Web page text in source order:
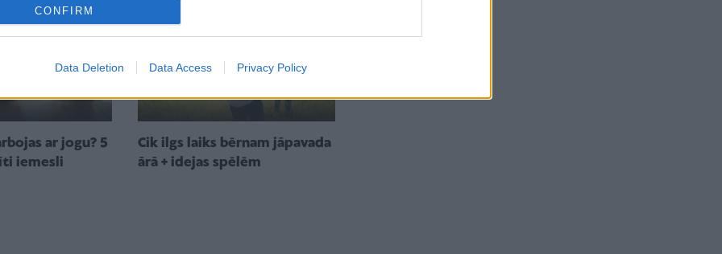
CONFIRM
Data Deletion Data Access Privacy Policy
ar jogu? 5
iemesli
Cik ilgs laiks bērnam jāpavada
ārā + idejas spēlēm